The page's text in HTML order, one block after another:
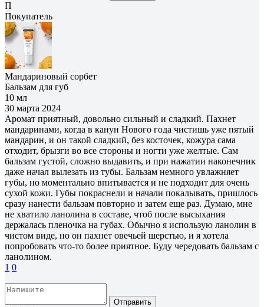
П
Покупатель
Мандариновый сорбет
Бальзам для губ
10 мл
30 марта 2024
Аромат приятный, довольно сильный и сладкий. Пахнет
мандаринами, когда в канун Нового года чистишь уже пятый
мандарин, и он такой сладкий, без косточек, кожура сама
отходит, брызги во все стороны и ногти уже желтые. Сам
бальзам густой, сложно выдавить, и при нажатии наконечник
даже начал вылезать из тубы. Бальзам немного увлажняет
губы, но моментально впитывается и не подходит для очень
сухой кожи. Губы покраснели и начали покалывать, пришлось
сразу нанести бальзам повторно и затем еще раз. Думаю, мне
не хватило ланолина в составе, чтоб после высыхания
держалась пленочка на губах. Обычно я использую ланолин в
чистом виде, но он пахнет овечьей шерстью, и я хотела
попробовать что-то более приятное. Буду чередовать бальзам с
ланолином.
1 0
Отправить